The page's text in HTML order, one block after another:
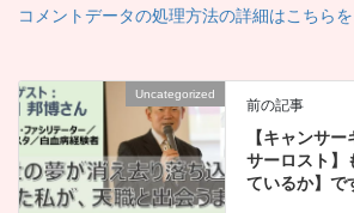
コメントデータの処理方法の詳細はこちら
Uncategorized
前の記事
【キャンサ
サーロスト】
ているか】で